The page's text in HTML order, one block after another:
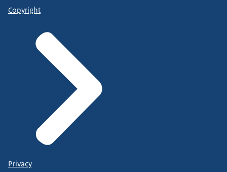
Copyright
Privacy